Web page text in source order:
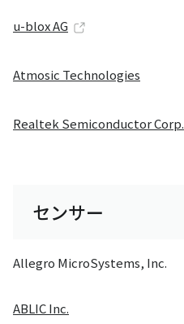
u-blox AG
Atmosic Technologies
Realtek Semiconductor Corp.
センサー
Allegro MicroSystems, Inc.
ABLIC Inc.